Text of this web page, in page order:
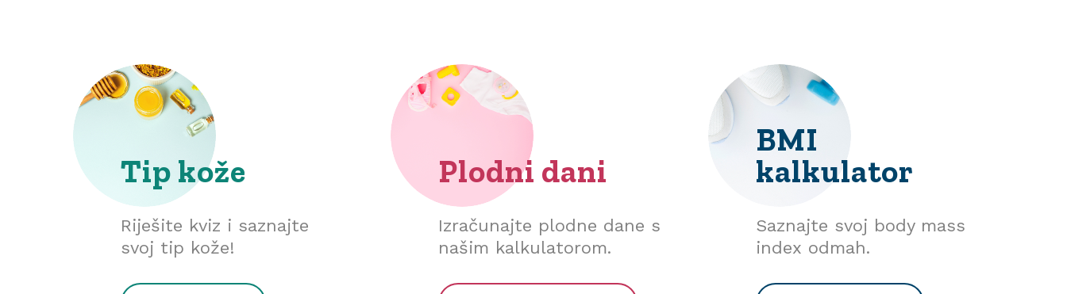
Tip kože
Riješite kviz i saznajte
svoj tip kože!
Plodni dani
Izračunajte plodne dane s
našim kalkulatorom.
BMI
kalkulator
Saznajte svoj body mass
index odmah.